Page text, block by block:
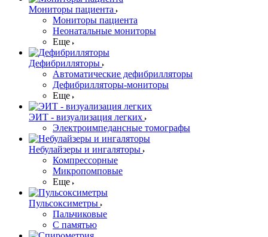
Мониторы пациента
Мониторы пациента
Неонатальные мониторы
Еще
Дефибрилляторы
Автоматические дефибрилляторы
Дефибрилляторы-мониторы
Еще
ЭИТ - визуализация легких
Электроимпедансные томографы
Небулайзеры и ингаляторы
Компрессорные
Микропомповые
Еще
Пульсоксиметры
Пальчиковые
С памятью